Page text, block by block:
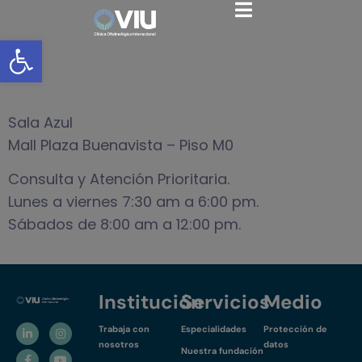
Abrir barra de herramientas
VIU Mall Plaza
Buenavista
Sala Azul
Mall Plaza Buenavista – Piso M0
Consulta y Atención Prioritaria.
Lunes a viernes 7:30 am a 6:00 pm.
Sábados de 8:00 am a 12:00 pm.
Institución
Trabaja con
nosotros
Servicios
Especialidades
Nuestra fundación
Medio
Protección de
datos